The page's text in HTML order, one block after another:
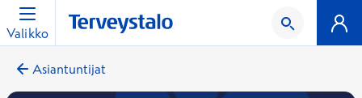
Valikko
Asiantuntijat